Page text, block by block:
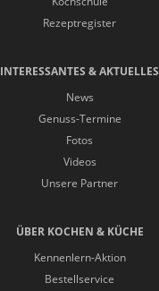
Rezeptregister
INTERESSANTES & AKTUELLES
News
Genuss-Termine
Fotos
Videos
Unsere Partner
ÜBER KOCHEN & KÜCHE
Kennenlern-Aktion
Bestellservice